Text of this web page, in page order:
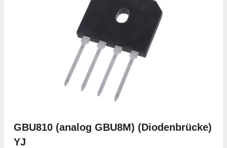
GBU810 (analog GBU8M) (Diodenbrücke)
YJ